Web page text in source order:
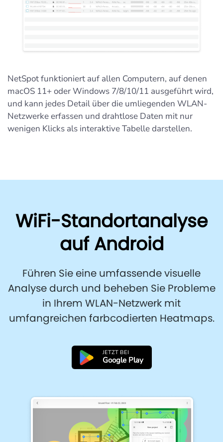
NetSpot funktioniert auf allen Computern, auf denen
macOS 11+ oder Windows 7/8/10/11 ausgeführt wird,
und kann jedes Detail über die umliegenden WLAN-
Netzwerke erfassen und drahtlose Daten mit nur
wenigen Klicks als interaktive Tabelle darstellen.
WiFi-Standortanalyse
auf Android
Führen Sie eine umfassende visuelle
Analyse durch und beheben Sie Probleme
in Ihrem WLAN-Netzwerk mit
umfangreichen farbcodierten Heatmaps.
JETZT BEI
Google Play